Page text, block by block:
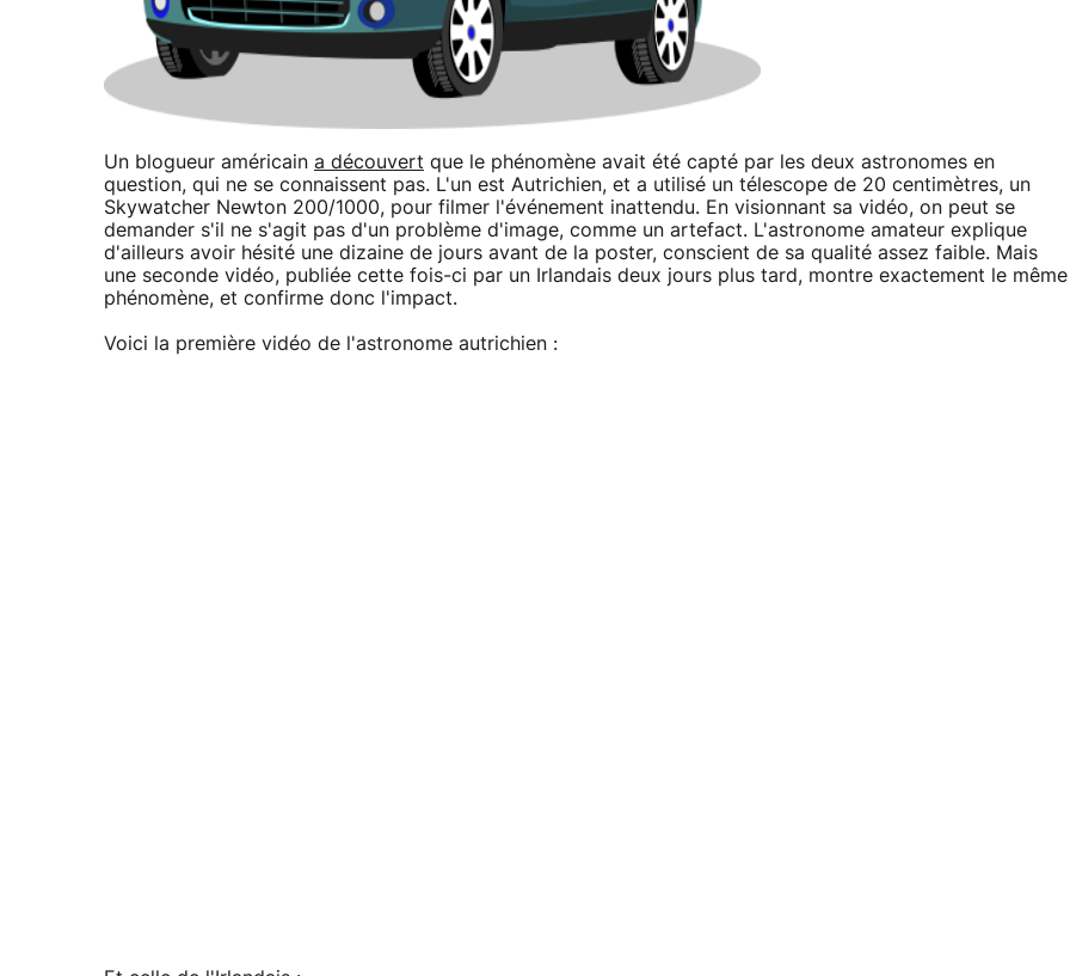
Un blogueur américain a découvert que le phénomène avait été capté par les deux astronomes en
question, qui ne se connaissent pas. L'un est Autrichien, et a utilisé un télescope de 20 centimètres, un
Skywatcher Newton 200/1000, pour filmer l'événement inattendu. En visionnant sa vidéo, on peut se
demander s'il ne s'agit pas d'un problème d'image, comme un artefact. L'astronome amateur explique
d'ailleurs avoir hésité une dizaine de jours avant de la poster, conscient de sa qualité assez faible. Mais
une seconde vidéo, publiée cette fois-ci par un Irlandais deux jours plus tard, montre exactement le même
phénomène, et confirme donc l'impact.
Voici la première vidéo de l'astronome autrichien :